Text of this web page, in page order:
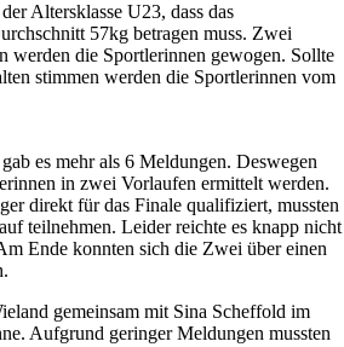
Altersklasse U23, dass das
57kg betragen muss. Zwei
werden die Sportlerinnen gewogen. Sollte
stimmen werden die Sportlerinnen vom
es mehr als 6 Meldungen. Deswegen
in zwei Vorlaufen ermittelt werden.
direkt für das Finale qualifiziert, mussten
teilnehmen. Leider reichte es knapp nicht
Ende konnten sich die Zwei über einen
gemeinsam mit Sina Scheffold im
Aufgrund geringer Meldungen mussten